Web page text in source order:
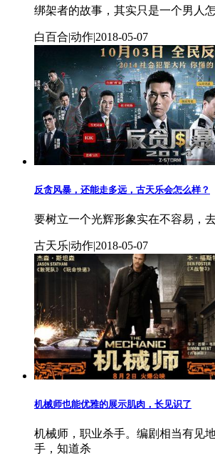
绑架者的故事，其实只是一个男人
白百合|动作|2018-05-07
反贪风暴，还能走多远，古天乐会怎么样？
要树立一个光辉形象实在不容易，
古天乐|动作|2018-05-07
机械师也能优雅的展示肌肉，长见识了
机械师，职业杀手。编剧相当有见
手，知道杀